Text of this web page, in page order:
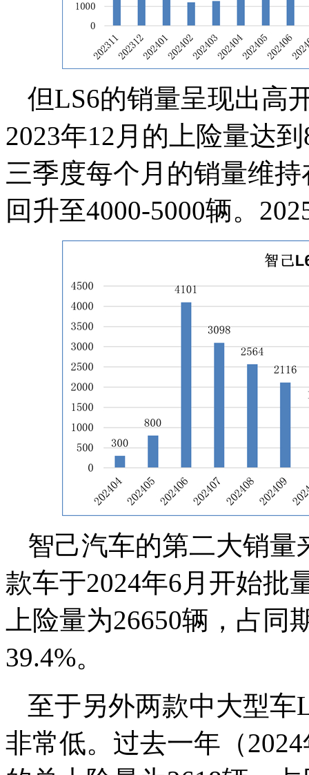
但LS6的销量呈现出高
2023年12月的上险量达
三季度每个月的销量维
回升至4000-5000辆。
智己汽车的第二大销
款车于2024年6月开始批
上险量为26650辆，占
39.4%。
至于另外两款中大型车
非常低。过去一年（